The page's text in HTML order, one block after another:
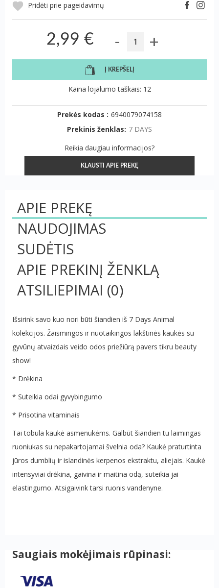
Pridėti prie pageidavimų
2,99 € - +
Į KREPŠELĮ
Kaina lojalumo taškais: 12
Prekės kodas : 6940079074158
Prekinis ženklas: 7 DAYS
Reikia daugiau informacijos?
KLAUSTI APIE PREKĘ
APIE PREKĘ
NAUDOJIMAS
SUDĖTIS
APIE PREKINĮ ŽENKLĄ
ATSILIEPIMAI (0)
Išsirink savo kuo nori būti šiandien iš 7 Days Animal
kolekcijos. Žaismingos ir nuotaikingos lakštinės kaukės su
gyvūnų atvaizdais veido odos priežiūrą pavers tikru beauty
show!
* Drėkina
* Suteikia odai gyvybingumo
* Prisotina vitaminais
Tai tobula kaukė asmenukėms. Galbūt šiandien tu laimingas
ruoniukas su nepakartojamai švelnia oda? Kaukė praturtinta
jūros dumblių ir islandinės kerpenos ekstraktu, aliejais. Kaukė
intensyviai drėkina, gaivina ir maitina odą, suteikia jai
elastingumo. Atsigaivink tarsi ruonis vandenyne.
Saugiais mokėjimais rūpinasi: